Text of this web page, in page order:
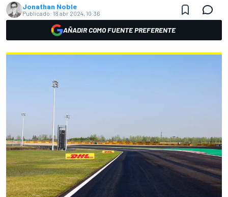
Jonathan Noble
Publicado: 18 abr 2024, 10:36
AÑADIR COMO FUENTE PREFERENTE